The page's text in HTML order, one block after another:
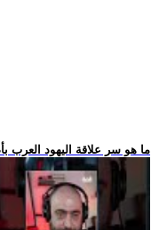
.. ما هو سر علاقة اليهود العرب